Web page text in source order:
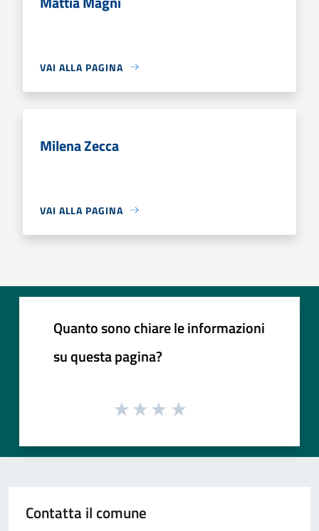
VAI ALLA PAGINA
Milena Zecca
VAI ALLA PAGINA
Quanto sono chiare le informazioni
su questa pagina?
Contatta il comune